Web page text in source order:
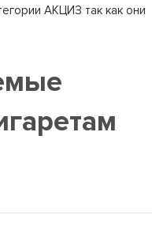
АКЦИЗ так как они